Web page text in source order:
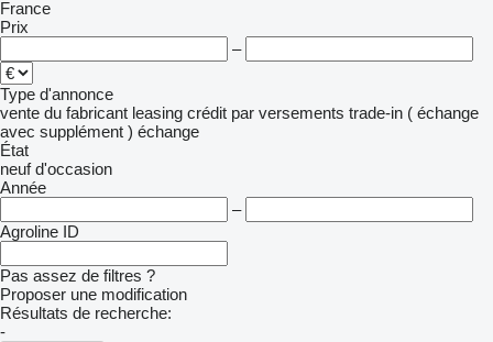
France
Prix
–
Type d'annonce
vente du fabricant leasing crédit par versements trade-in ( échange
avec supplément ) échange
État
neuf d'occasion
Année
–
Agroline ID
Pas assez de filtres ?
Proposer une modification
Résultats de recherche:
-